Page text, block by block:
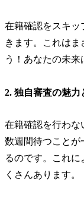
在籍確認をスキッ
きます。これは
う！あなたの未来
2. 独自審査の魅力
在籍確認を行わな
数週間待つことが
るのです。これ
くさんあります。